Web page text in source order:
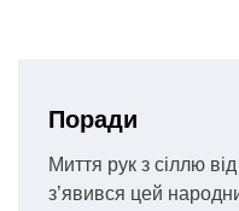
Поради
Миття рук з сіллю від
з’явився цей